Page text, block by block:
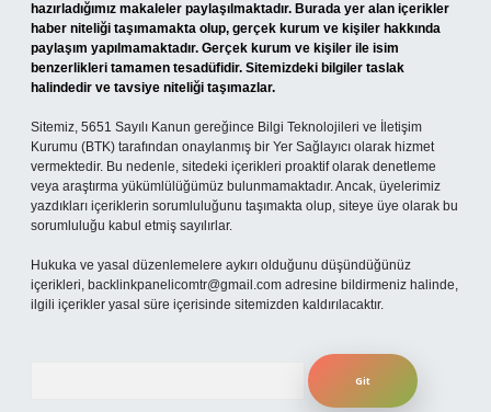
hazırladığımız makaleler paylaşılmaktadır. Burada yer alan içerikler
haber niteliği taşımamakta olup, gerçek kurum ve kişiler hakkında
paylaşım yapılmamaktadır. Gerçek kurum ve kişiler ile isim
benzerlikleri tamamen tesadüfidir. Sitemizdeki bilgiler taslak
halindedir ve tavsiye niteliği taşımazlar.
Sitemiz, 5651 Sayılı Kanun gereğince Bilgi Teknolojileri ve İletişim
Kurumu (BTK) tarafından onaylanmış bir Yer Sağlayıcı olarak hizmet
vermektedir. Bu nedenle, sitedeki içerikleri proaktif olarak denetleme
veya araştırma yükümlülüğümüz bulunmamaktadır. Ancak, üyelerimiz
yazdıkları içeriklerin sorumluluğunu taşımakta olup, siteye üye olarak bu
sorumluluğu kabul etmiş sayılırlar.
Hukuka ve yasal düzenlemelere aykırı olduğunu düşündüğünüz
içerikleri, backlinkpanelicomtr@gmail.com adresine bildirmeniz halinde,
ilgili içerikler yasal süre içerisinde sitemizden kaldırılacaktır.